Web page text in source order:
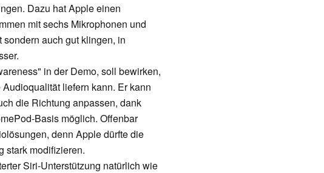
Dazu hat Apple einen
mit sechs Mikrophonen und
auch gut klingen, in
in der Demo, soll bewirken,
liefern kann. Er kann
die Richtung anpassen, dank
Basis möglich. Offenbar
denn Apple dürfte die
stark modifizieren.
Siri-Unterstützung natürlich wie